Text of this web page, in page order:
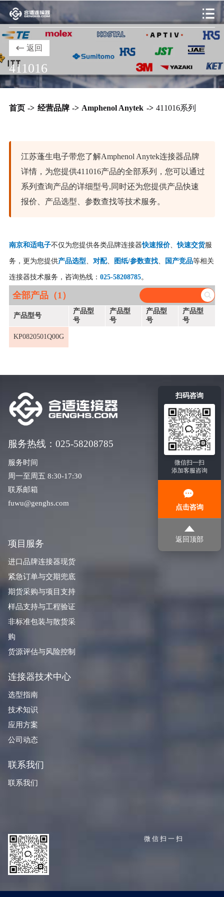
扫码咨询
微信扫一扫
添加客服咨询
点击咨询
返回顶部
返回
411016
首页 -> 经营品牌 -> Amphenol Anytek -> 411016系列
江苏蓬生电子带您了解Amphenol Anytek连接器品牌
详情，为您提供411016产品的全部系列，您可以通过
系列查询产品的详细型号,同时还为您提供产品快速
报价、产品选型、参数查找等技术服务。
南京和适电子不仅为您提供各类品牌连接器快速报价、快速交货服
务，更为您提供产品选型 对配、 图纸/参数查找、 国产竞品等相关
连接器技术服务，咨询热线： 025-58208785。
全部产品（1）
产品型号
产品型
号
产品型
号
产品型
号
产品型
号
KP0820501Q00G
服务热线：025-58208785
服务时间
周一至周五 8:30-17:30
联系邮箱
fuwu@genghs.com
项目服务
进口品牌连接器现货
紧急订单与交期兜底
期货采购与项目支持
样品支持与工程验证
非标准包装与散货采
购
货源评估与风险控制
连接器技术中心
选型指南
技术知识
应用方案
公司动态
联系我们
联系我们
微信扫一扫